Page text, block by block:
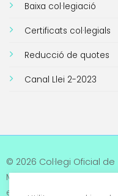
Baixa col·legiació
Certificats col·legials
Reducció de quotes
Canal Llei 2-2023
© 2026 Col·legi Oficial de
Metges de Tarragona.
els drets reservats